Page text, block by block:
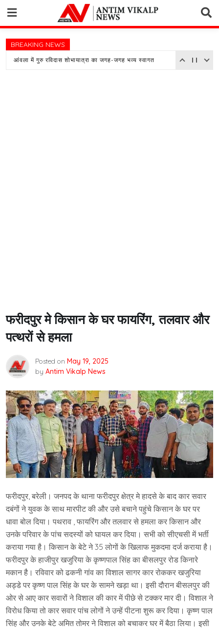
content
BREAKING NEWS
आंवला में गुरु रविदास शोभायात्रा का जगह-जगह भव्य स्वागत
फरीदपुर मे किसान के घर फायरिंग, तलवार और
पत्थरों से हमला
Posted on May 19, 2025
by Antim Vikalp News
फरीदपुर, बरेली। जनपद के थाना फरीदपुर क्षेत्र मे हादसे के बाद कार सवार
दबंगों ने युवक के साथ मारपीट की और उसे बचाने पहुंचे किसान के घर पर
धावा बोल दिया। पथराव , फायरिंग और तलवार से हमला कर किसान और
उनके परिवार के पांच सदस्यों को घायल कर दिया। सभी को सीएचसी में भर्ती
कराया गया है। किसान के बेटे ने 35 लोगों के खिलाफ मुकदमा दर्ज कराया है।
फरीदपुर के हाजीपुर खजुरिया के कृष्णपाल सिंह का बीसलपुर रोड किनारे
मकान है। रविवार को ढकनी गांव का विशाल सागर कार रोककर खजुरिया
अड्डे पर कृष्ण पाल सिंह के घर के सामने खड़ा था। इसी दौरान बीसलपुर की
ओर से आए कार सवारों ने विशाल की कार में पीछे से टक्कर मार दी। विशाल ने
विरोध किया तो कार सवार पांच लोगों ने उन्हें पीटना शुरू कर दिया। कृष्ण पाल
सिंह और उनके बेटे अमित तोमर ने विशाल को बचाकर घर में बैठा लिया। इसी